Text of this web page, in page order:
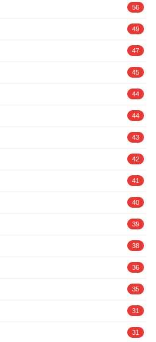
い！◆制作サークル◆ろこまに作話・作
56
49
47
45
44
44
43
42
41
40
39
38
36
35
31
31